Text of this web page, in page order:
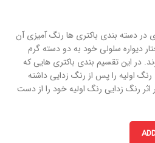
در دسته بندی باکتری ها رنگ آمیزی آن
دیواره سلولی خود به دو دسته گرم
در این تقسیم بندی باکتری هایی که
اولیه را پس از رنگ زدایی داشته
رنگ زدایی رنگ اولیه خود را از دست